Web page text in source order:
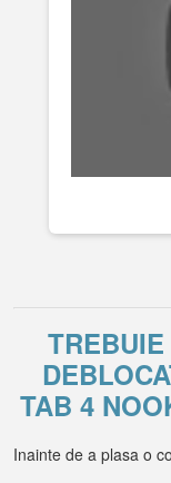
TAB 4
Inainte de a plasa o